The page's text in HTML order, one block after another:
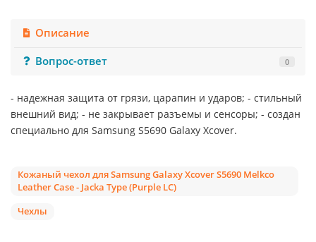
Описание
Вопрос-ответ
0
- надежная защита от грязи, царапин и ударов; - стильный
внешний вид; - не закрывает разъемы и сенсоры; - создан
специально для Samsung S5690 Galaxy Xcover.
Кожаный чехол для Samsung Galaxy Xcover S5690 Melkco
Leather Case - Jacka Type (Purple LC)
Чехлы